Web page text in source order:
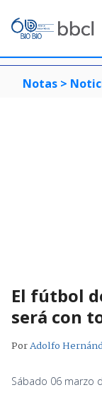
Notas >
El fútbol
será con
PorAdolfo
Sábado 06 marzo